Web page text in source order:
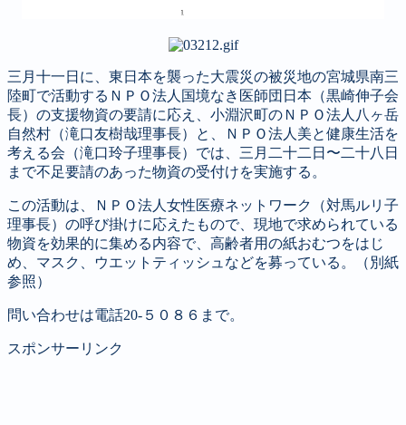
三月十一日に、東日本を襲った大震災の被災地の宮城県南三
陸町で活動するＮＰＯ法人国境なき医師団日本（黒崎伸子会
長）の支援物資の要請に応え、小淵沢町のＮＰＯ法人八ヶ岳
自然村（滝口友樹哉理事長）と、ＮＰＯ法人美と健康生活を
考える会（滝口玲子理事長）では、三月二十二日〜二十八日
まで不足要請のあった物資の受付けを実施する。
この活動は、ＮＰＯ法人女性医療ネットワーク（対馬ルリ子
理事長）の呼び掛けに応えたもので、現地で求められている
物資を効果的に集める内容で、高齢者用の紙おむつをはじ
め、マスク、ウエットティッシュなどを募っている。（別紙
参照）
問い合わせは電話20-５０８６まで。
スポンサーリンク